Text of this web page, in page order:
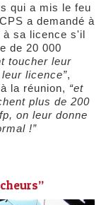
qui a mis le feu
a demandé à
à sa licence s'il
de 20 000
toucher leur
licence”,
la réunion, “et
plus de 200
on leur donne
!”